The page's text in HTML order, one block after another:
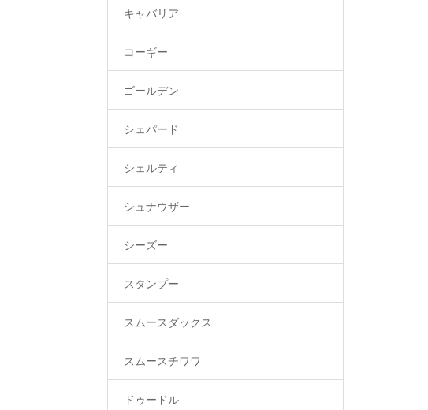
キャバリア
コーギー
ゴールデン
シェパード
シェルティ
シュナウザー
シーズー
スタンプー
スムースダックス
スムースチワワ
ドゥードル